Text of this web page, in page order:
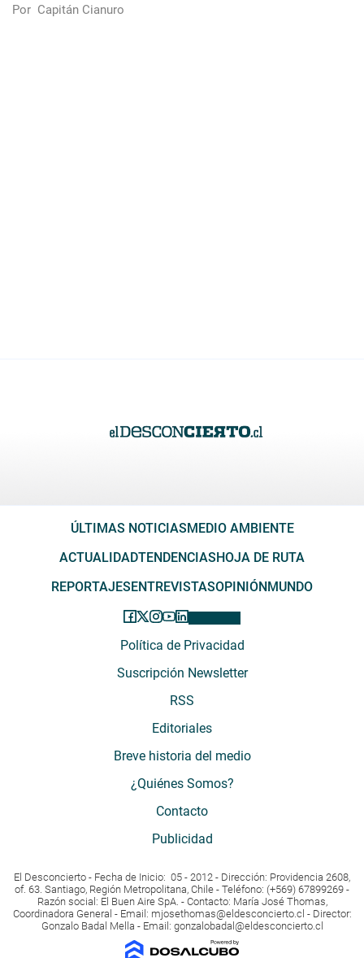
Por Capitán Cianuro
ÚLTIMAS NOTICIASMEDIO AMBIENTE
ACTUALIDADTENDENCIASHOJA DE RUTA
REPORTAJESENTREVISTASOPINIÓNMUNDO
Política de Privacidad
Suscripción Newsletter
RSS
Editoriales
Breve historia del medio
¿Quiénes Somos?
Contacto
Publicidad
El Desconcierto - Fecha de Inicio: 05 - 2012 - Dirección: Providencia 2608,
of. 63. Santiago, Región Metropolitana, Chile - Teléfono: (+569) 67899269 -
Razón social: El Buen Aire SpA. - Contacto: María José Thomas,
Coordinadora General - Email: mjosethomas@eldesconcierto.cl - Director:
Gonzalo Badal Mella - Email: gonzalobadal@eldesconcierto.cl